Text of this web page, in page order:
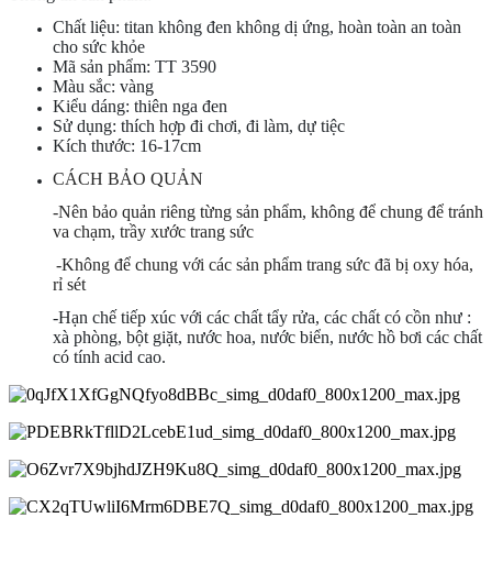
Chất liệu: titan không đen không dị ứng, hoàn toàn an toàn
cho sức khỏe
Mã sản phẩm: TT 3590
Màu sắc: vàng
Kiểu dáng: thiên nga đen
Sử dụng: thích hợp đi chơi, đi làm, dự tiệc
Kích thước: 16-17cm
CÁCH BẢO QUẢN
-Nên bảo quản riêng từng sản phẩm, không để chung để tránh
va chạm, trầy xước trang sức
-Không để chung với các sản phẩm trang sức đã bị oxy hóa,
rỉ sét
-Hạn chế tiếp xúc với các chất tẩy rửa, các chất có cồn như :
xà phòng, bột giặt, nước hoa, nước biển, nước hồ bơi các chất
có tính acid cao.